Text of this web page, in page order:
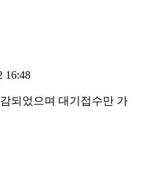
16:48
되었으며 대기접수만 가